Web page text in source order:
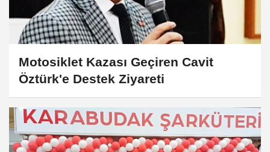
Motosiklet Kazası Geçiren Cavit
Öztürk'e Destek Ziyareti